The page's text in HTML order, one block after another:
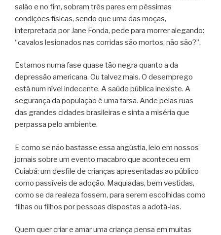
salão e no fim, sobram três pares em péssimas
condições físicas, sendo que uma das moças,
interpretada por Jane Fonda, pede para morrer alegando:
“cavalos lesionados nas corridas são mortos, não são?”.
Estamos numa fase quase tão negra quanto a da
depressão americana. Ou talvez mais. O desemprego
está num nível indecente. A saúde pública inexiste. A
segurança da população é uma farsa. Ande pelas ruas
das grandes cidades brasileiras e sinta a miséria que
perpassa pelo ambiente.
E como se não bastasse essa angústia, leio em nossos
jornais sobre um evento macabro que aconteceu em
Cuiabá: um desfile de crianças apresentadas ao público
como passíveis de adoção. Maquiadas, bem vestidas,
como se da realeza fossem, para serem escolhidas como
filhas ou filhos por pessoas dispostas a adotá-las.
Quem quer criar e amar uma criança pensa em muitas